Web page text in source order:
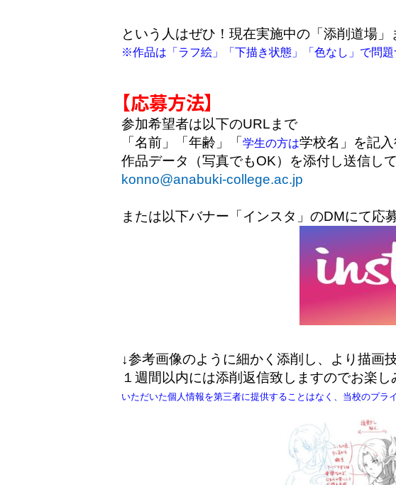
という人はぜひ！現在実施中の「添削道場」
※作品は「ラフ絵」「下描き状態」「色なし」で問題
【応募方法】
参加希望者は以下のURLまで
「名前」「年齢」「 学生の方は学校名」を記入
作品データ（写真でもOK）を添付し送信し
konno@anabuki-college.ac.jp
または以下バナー「インスタ」のDMにて応
↓参考画像のように細かく添削し、より描画
１週間以内には添削返信致しますのでお楽
いただいた個人情報を第三者に提供することはなく、当校のプラ